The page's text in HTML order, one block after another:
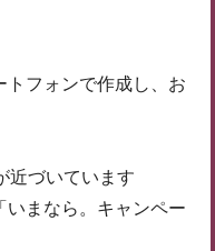
トフォンで作成し、お
近づいています
いまなら。キャンペー